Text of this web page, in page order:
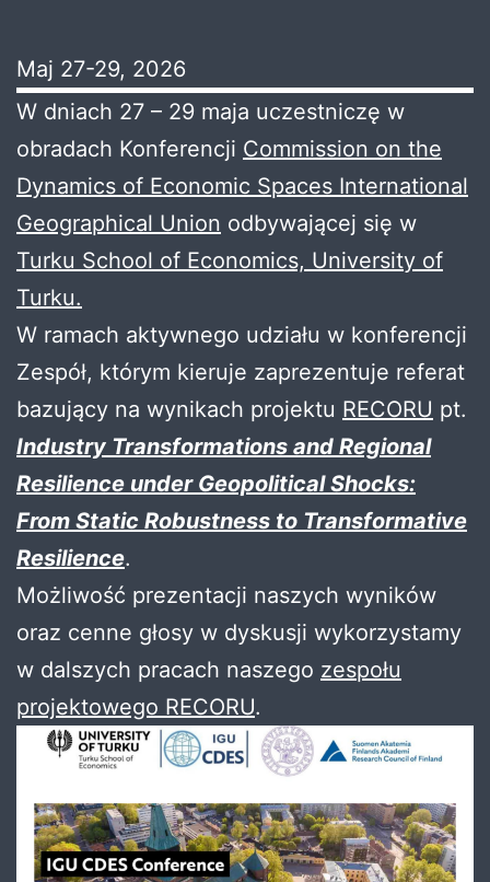
Maj 27-29, 2026
W dniach 27 – 29 maja uczestniczę w
obradach Konferencji Commission on the
Dynamics of Economic Spaces International
Geographical Union odbywającej się w
Turku School of Economics, University of
Turku.
W ramach aktywnego udziału w konferencji
Zespół, którym kieruje zaprezentuje referat
bazujący na wynikach projektu RECORU pt.
Industry Transformations and Regional
Resilience under Geopolitical Shocks:
From Static Robustness to Transformative
Resilience.
Możliwość prezentacji naszych wyników
oraz cenne głosy w dyskusji wykorzystamy
w dalszych pracach naszego zespołu
projektowego RECORU.